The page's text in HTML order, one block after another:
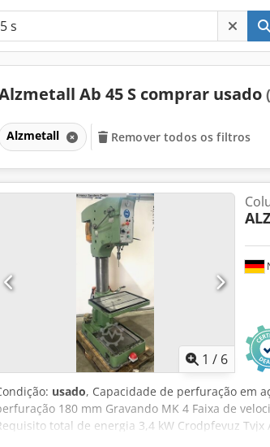
Ab 45 S comprar usado
Alzmetall Remover todos os filtros
1 / 6
usado, Capacidade de perfuração em
180 mm Gravando MK 4 Faixa de
total de energia 3,4 kW Crodpfevuz Tvjx
Equipamento: - alimentação automática -